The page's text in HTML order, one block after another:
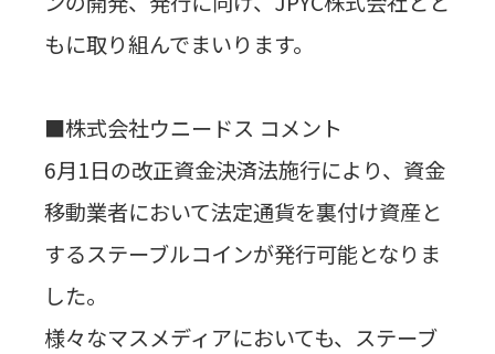
もに取り組んでまいります。
■株式会社ウニードス コメント
6月1日の改正資金決済法施行により、資金
移動業者において法定通貨を裏付け資産と
するステーブルコインが発行可能となりま
した。
様々なマスメディアにおいても、ステーブ